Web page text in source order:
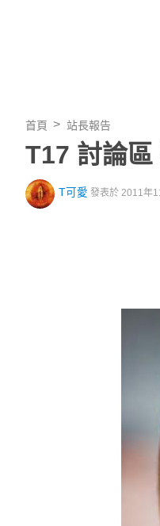
首頁 站長報告
T17 討論
T可愛 發表於 2011年